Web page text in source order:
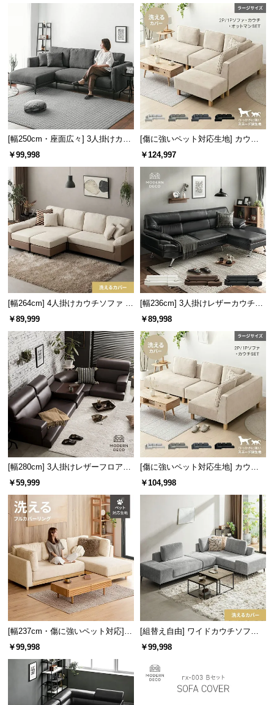
ブ
ロ
グ
企
業
o.,
[幅250cm・座面広々] 3人掛けカウ
チソファ セパレートスタイル ブラ
￥99,998
[傷に強いペット対応生地] カウチ
ソファセット 組替自由自在（カウ
イズ
￥124,997
[幅264cm] 4人掛けカウチソファ L
字 最大6人掛け ビッグサイズ ソフ
￥89,999
[幅236cm] 3人掛けレザーカウチソ
ファ
￥89,998
[幅280cm] 3人掛けレザーフロアソ
ファ
￥59,999
[傷に強いペット対応生地] カウチ
ソファセット 組替自由自在（カウ
￥104,998
[幅237cm・傷に強いペット対応] 3
人掛けカウチソファ 天然木フレー
￥99,998
[組替え自由] ワイドカウチソファ
セット
￥99,998